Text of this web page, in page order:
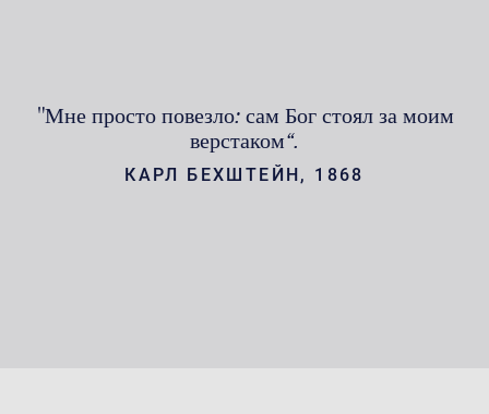
"Мне просто повезло: сам Бог стоял за моим
верстаком“.
КАРЛ БЕХШТЕЙН, 1868